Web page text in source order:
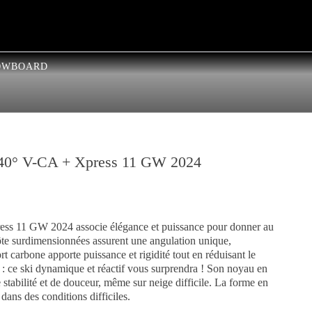
V-CA + Xpress 11 GW 2024
11 GW 2024 associe élégance et puissance pour donner au
surdimensionnées assurent une angulation unique,
carbone apporte puissance et rigidité tout en réduisant le
ce ski dynamique et réactif vous surprendra ! Son noyau en
et de douceur, même sur neige difficile. La forme en
des conditions difficiles.